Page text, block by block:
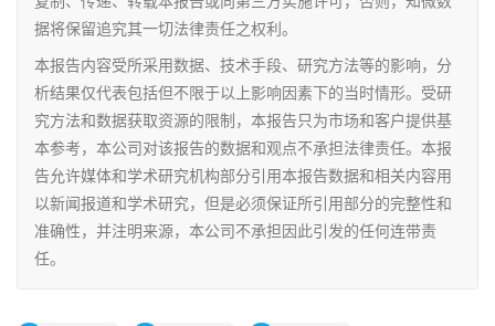
据将保留追究其一切法律责任之权利。
本报告内容受所采用数据、技术手段、研究方法等的影响，分
析结果仅代表包括但不限于以上影响因素下的当时情形。受研
究方法和数据获取资源的限制，本报告只为市场和客户提供基
本参考，本公司对该报告的数据和观点不承担法律责任。本报
告允许媒体和学术研究机构部分引用本报告数据和相关内容用
以新闻报道和学术研究，但是必须保证所引用部分的完整性和
准确性，并注明来源，本公司不承担因此引发的任何连带责
任。